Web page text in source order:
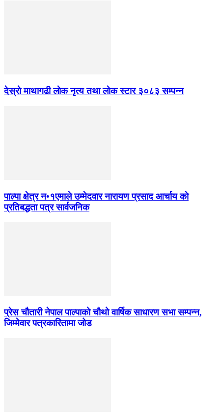
देस्राे माथागढी लाेक नृत्य तथा लाेक स्टार ३०८३ सम्पन्न
पाल्पा क्षेत्र न•१एमाले उम्मेदवार नारायण प्रसाद आर्चाय काे
प्रतिबद्धता पत्र सार्वजनिक
प्रेस चौतारी नेपाल पाल्पाको चौथो वार्षिक साधारण सभा सम्पन्न,
जिम्मेवार पत्रकारितामा जोड